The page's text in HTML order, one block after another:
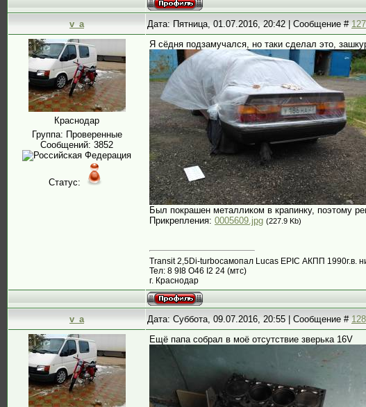
v_a Дата: Пятница, 01.07.2016, 20:42 | Сообщение #127
Краснодар
Группа: Проверенные
Сообщений: 3852
Статус:
Я сёдня подзамучался, но таки сделал это,
Был покрашен металликом в крапинку, поэтому
Прикрепления: 0005609.jpg (227.9 Kb)
Transit 2,5Di-turboсамопал Lucas EPIC АКПП 1990г.в.
Тел: 8 9I8 О46 I2 24 (мтс)
г. Краснодар
v_a Дата: Суббота, 09.07.2016, 20:55 | Сообщение #128
Ещё папа собрал в моё отсутствие зверька 16V